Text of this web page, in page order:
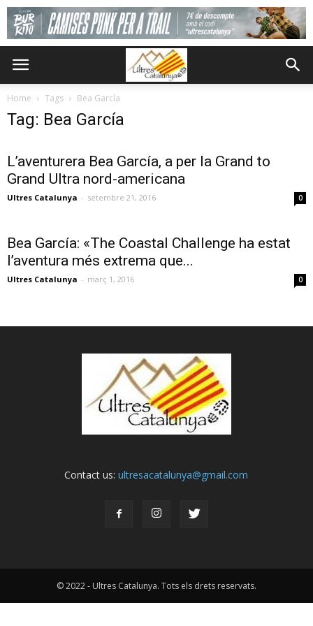
Home Tags Bea García
Tag: Bea García
L’aventurera Bea García, a per la Grand to
Grand Ultra nord-americana
Ultres Catalunya - setembre 21, 2016 0
Bea García: «The Coastal Challenge ha estat
l’aventura més extrema que...
Ultres Catalunya - març 1, 2016 0
Contact us:ultresacatalunya@gmail.com
© 2022 - Ultres Catalunya. Tots els drets reservats.